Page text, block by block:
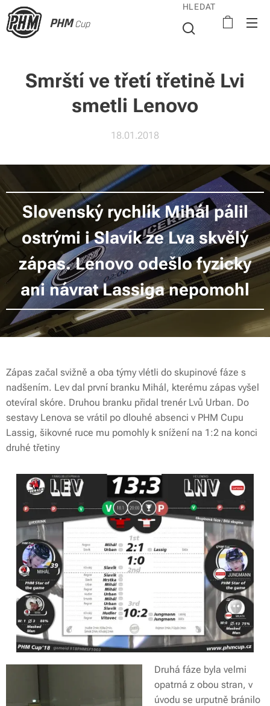
PHMCup
HLEDAT
Smrští ve třetí třetině Lvi
smetli Lenovo
18.01.2018
Slovenský rychlík Mihál pálil
ostrými i Slavík ze Lva skvělý
zápas. Lenovo odešlo fyzicky
ani návrat Lassiga nepomohl
Zápas začal svižně a oba týmy vlétli do skupinové fáze s
nadšením. Lev dal první branku Mihál, kterému zápas vyšel
otevíral skóre. Druhou branku přidal trenér Lvů Urban. Do
sestavy Lenova se vrátil po dlouhé absenci v PHM Cupu
Lassig, šikovné ruce mu pomohly k snížení na 1:2 na konci
druhé třetiny
Druhá fáze byla velmi
opatrná z obou stran, v
úvodu se urputně bránilo